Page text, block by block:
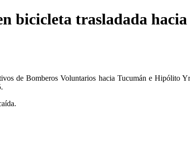
bicicleta trasladada
de Bomberos Voluntarios hacia Tucumán e